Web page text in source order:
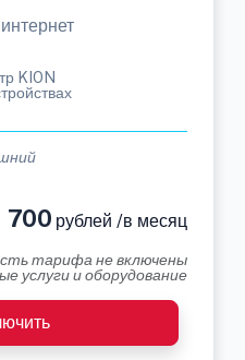
KION
700 рублей /в месяц
тарифа не включены
услуги и оборудование